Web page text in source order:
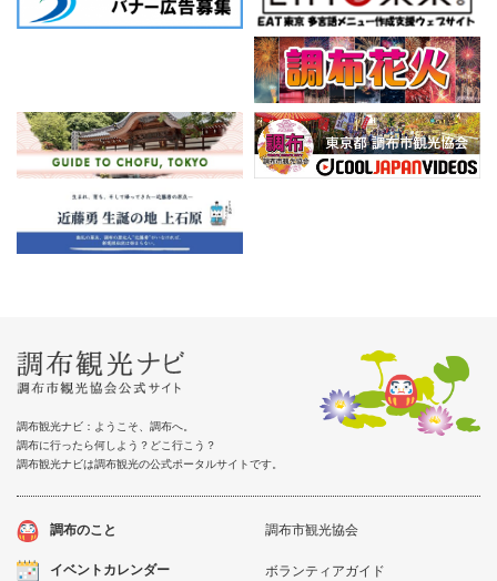
調布観光ナビ：ようこそ、調布へ。
調布に行ったら何しよう？どこ行こう？
調布観光ナビは調布観光の公式ポータルサイトです。
調布のこと
イベントカレンダー
調布市観光協会
ボランティアガイド